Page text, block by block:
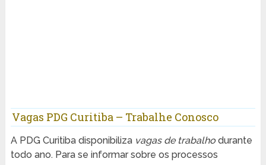
Vagas PDG Curitiba – Trabalhe Conosco
A PDG Curitiba disponibiliza vagas de trabalhodurante
todo ano. Para se informar sobre os processos